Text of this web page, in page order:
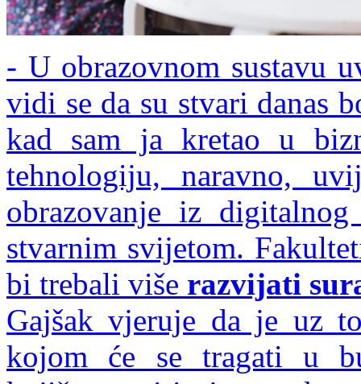
- U obrazovnom sustavu
vidi se da su stvari danas
kad sam ja kretao u
tehnologiju, naravno,
obrazovanje iz
stvarnim svijetom.
bi trebali više razvijati
Gajšak vjeruje da je uz
kojom će se tragati u